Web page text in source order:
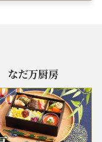
なだ万厨房